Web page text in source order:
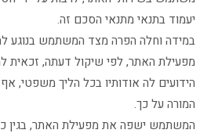
יעמוד בתנאי מתנאי הסכם זה.
במידה וחלה הפרה מצד המשתמש בנוגע
מפעילת האתר, לפי שיקול דעתה, זכאית
הידועים לה אודותיו בכל הליך משפטי,
המורה על כך.
המשתמש ישפה את מפעילת האתר, בגין